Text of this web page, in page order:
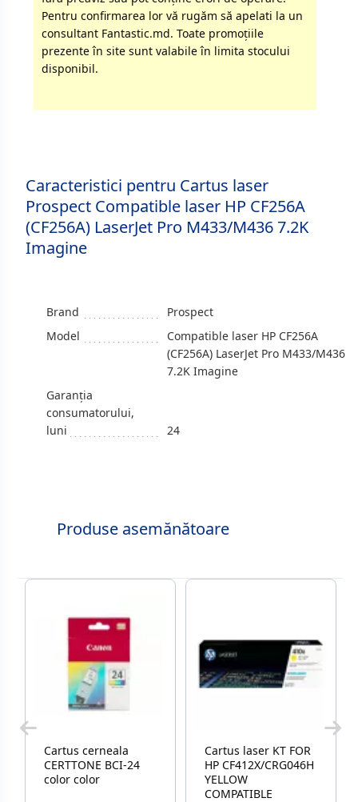
Pentru confirmarea lor vă rugăm să apelati la un
consultant Fantastic.md. Toate promoţiile
prezente în site sunt valabile în limita stocului
disponibil.
Caracteristici pentru Cartus laser
Prospect Compatible laser HP CF256A
(CF256A) LaserJet Pro M433/M436 7.2K
Imagine
Brand
Prospect
Model
Compatible laser HP CF256A
(CF256A) LaserJet Pro M433/M436
7.2K Imagine
Garanția
consumatorului,
luni
24
Produse asemănătoare
Cartus cerneala
CERTTONE BCI-24
color color
Cartus laser KT FOR
HP CF412X/CRG046H
YELLOW
COMPATIBLE